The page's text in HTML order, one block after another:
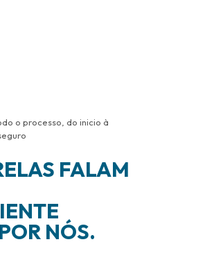
o processo, do inicio à
FALAM
NÓS.